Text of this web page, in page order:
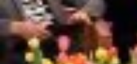
E-Mail-Adresse (optional):
Kommentar: